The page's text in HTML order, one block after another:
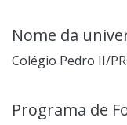
Nome da
Colégio Pedro II/
Programa de